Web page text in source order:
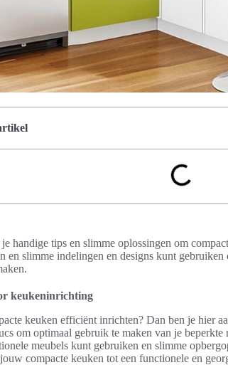
handige tips en slimme oplossingen om
en slimme indelingen en designs kunt
keukeninrichting
keuken efficiënt inrichten? Dan ben je hier
om optimaal gebruik te maken van je
meubels kunt gebruiken en slimme
compacte keuken tot een functionele en